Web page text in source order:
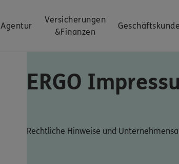
Agentur
Versicherungen
&Finanzen
ERGO
Rechtliche Hinweise und